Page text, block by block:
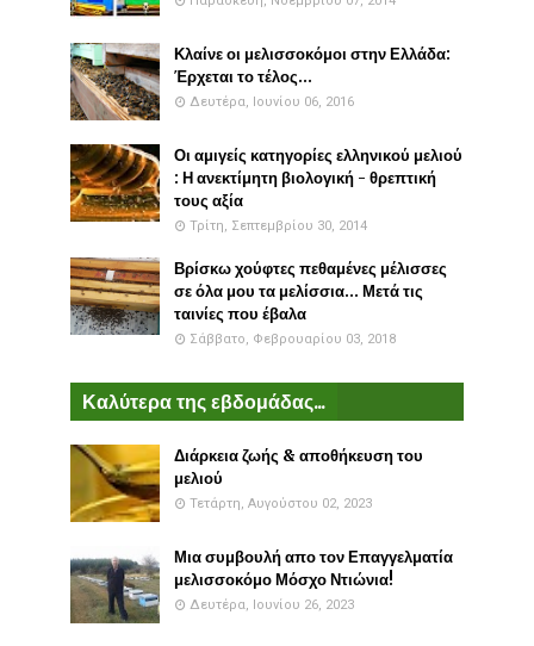
Κλαίνε οι μελισσοκόμοι στην Ελλάδα:
Έρχεται το τέλος...
Δευτέρα, Ιουνίου 06, 2016
Οι αμιγείς κατηγορίες ελληνικού μελιού
: Η ανεκτίμητη βιολογική - θρεπτική
τους αξία
Τρίτη, Σεπτεμβρίου 30, 2014
Βρίσκω χούφτες πεθαμένες μέλισσες
σε όλα μου τα μελίσσια... Μετά τις
ταινίες που έβαλα
Σάββατο, Φεβρουαρίου 03, 2018
Καλύτερα της εβδομάδας...
Διάρκεια ζωής & αποθήκευση του
μελιού
Τετάρτη, Αυγούστου 02, 2023
Μια συμβουλή απο τον Επαγγελματία
μελισσοκόμο Μόσχο Ντιώνια!
Δευτέρα, Ιουνίου 26, 2023